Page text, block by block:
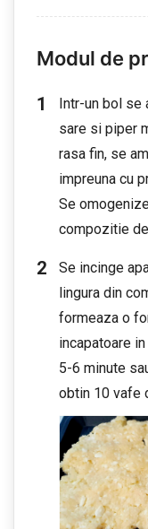
Modul de
Intr-un bol se
sare si piper
rasa fin, se
impreuna cu
Se
compozitie
Se incinge
lingura din
formeaza o
incapatoare
5-6 minute
obtin 10 vafe